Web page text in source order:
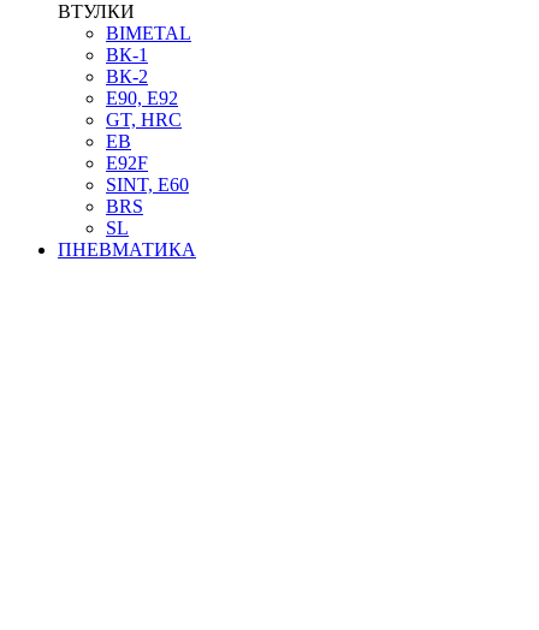
ВТУЛКИ
BIMETAL
ВК-1
ВК-2
Е90, E92
GT, HRC
EB
Е92F
SINT, E60
BRS
SL
ПНЕВМАТИКА